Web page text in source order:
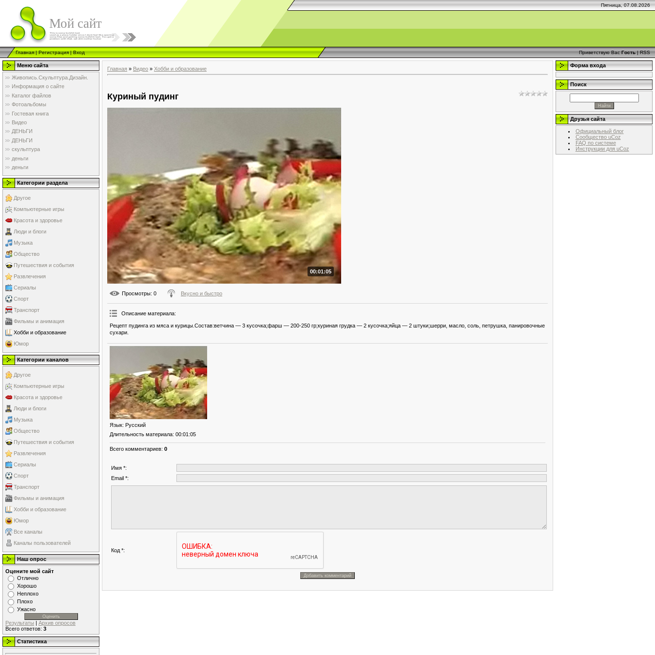
Пятница, 07.08.2026
Мой сайт
Главная|Регистрация|Вход Приветствую Вас Гость|RSS
Меню сайта
Живопись.Скульптура.Дизайн.
Информация о сайте
Каталог файлов
Фотоальбомы
Гостевая книга
Видео
ДЕНЬГИ
ДЕНЬГИ
скульптура
деньги
деньги
Категории раздела
Другое
Компьютерные игры
Красота и здоровье
Люди и блоги
Музыка
Общество
Путешествия и события
Развлечения
Сериалы
Спорт
Транспорт
Фильмы и анимация
Хобби и образование
Юмор
Категории каналов
Другое
Компьютерные игры
Красота и здоровье
Люди и блоги
Музыка
Общество
Путешествия и события
Развлечения
Сериалы
Спорт
Транспорт
Фильмы и анимация
Хобби и образование
Юмор
Все каналы
Каналы пользователей
Наш опрос
Оцените мой сайт
Отлично
Хорошо
Неплохо
Плохо
Ужасно
Результаты | Архив опросов
Всего ответов: 3
Статистика
Главная » Видео » Хобби и образование
Куриный пудинг
00:01:05
Просмотры: 0 Вкусно и быстро
Описание материала:
Рецепт пудинга из мяса и курицы.Состав:ветчина — 3 кусочка;фарш — 200-250 гр;куриная грудка — 2 кусочка;яйца — 2 штуки;шерри, масло, соль, петрушка, панировочные
сухари.
Язык: Русский
Длительность материала: 00:01:05
Всего комментариев: 0
Имя *:
Email *:
Код *:
Форма входа
Поиск
Друзья сайта
Официальный блог
Сообщество uCoz
FAQ по системе
Инструкции для uCoz